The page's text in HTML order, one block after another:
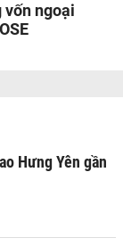
vốn ngoại
Hưng Yên gần